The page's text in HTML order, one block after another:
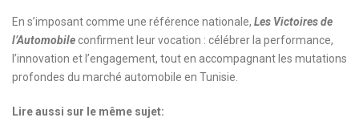
En s’imposant comme une référence nationale, Les Victoires de
l’Automobileconfirment leur vocation : célébrer la performance,
l’innovation et l’engagement, tout en accompagnant les mutations
profondes du marché automobile en Tunisie.
Lire aussi sur le même sujet: